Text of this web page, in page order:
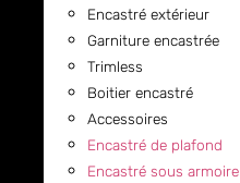
Encastré extérieur
Garniture encastrée
Trimless
Boitier encastré
Accessoires
Encastré de plafond
Encastré sous armoire